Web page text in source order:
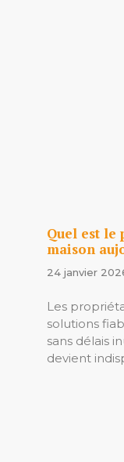
Quel est le
maison
24 janvier
Les
solutions
sans délais
devient